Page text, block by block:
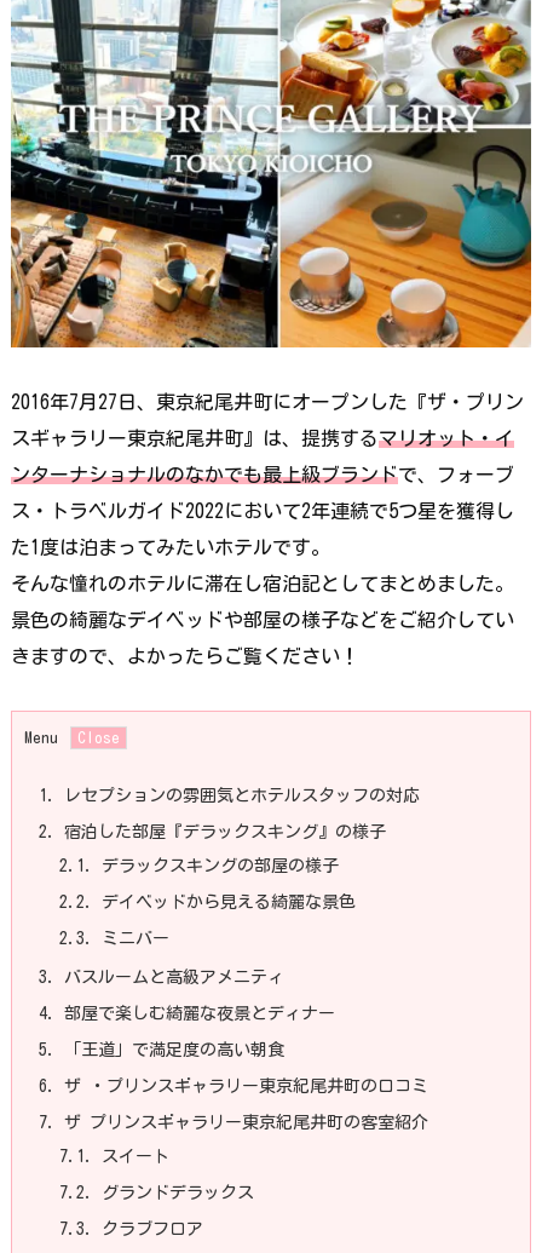
2016年7月27日、東京紀尾井町にオープンした『ザ・プリン
スギャラリー東京紀尾井町』は、提携するマリオット・イ
ンターナショナルのなかでも最上級ブランドで、フォーブ
ス・トラベルガイド2022において2年連続で5つ星を獲得し
た1度は泊まってみたいホテルです。
そんな憧れのホテルに滞在し宿泊記としてまとめました。
景色の綺麗なデイベッドや部屋の様子などをご紹介してい
きますので、よかったらご覧ください！
Menu
1. レセプションの雰囲気とホテルスタッフの対応
2.
宿泊した部屋『デラックスキング』の様子
2.1.
デラックスキングの部屋の様子
2.2. デイベッドから見える綺麗な景色
2.3. ミニバー
3. バスルームと高級アメニティ
4. 部屋で楽しむ綺麗な夜景とディナー
5. 「王道」で満足度の高い朝食
6. ザ ・プリンスギャラリー東京紀尾井町の口コミ
7.
ザ プリンスギャラリー東京紀尾井町の客室紹介
7.1.
スイート
7.2. グランドデラックス
7.3. クラブフロア